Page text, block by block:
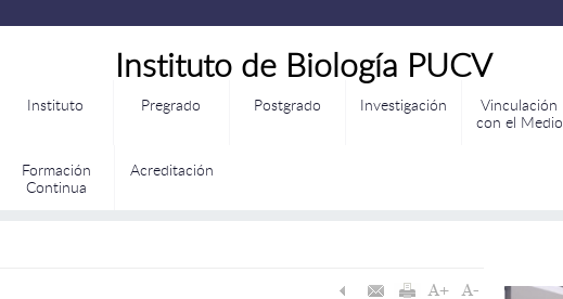
Instituto de Biología PUCV
Instituto Pregrado Postgrado Investigación
Vinculación
con el Medio
Formación
Continua
Acreditación